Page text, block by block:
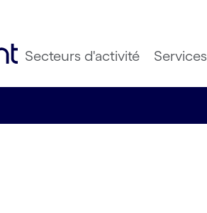
Secteurs d'activité Services